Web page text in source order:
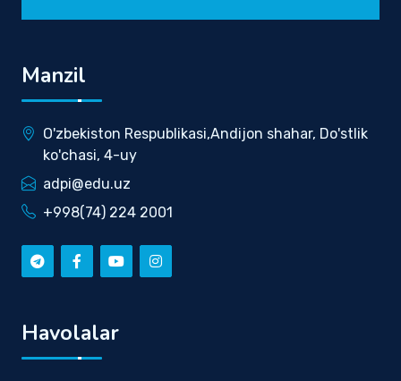
Manzil
O'zbekiston Respublikasi,Andijon shahar, Do'stlik
ko'chasi, 4-uy
adpi@edu.uz
+998(74) 224 2001
Havolalar